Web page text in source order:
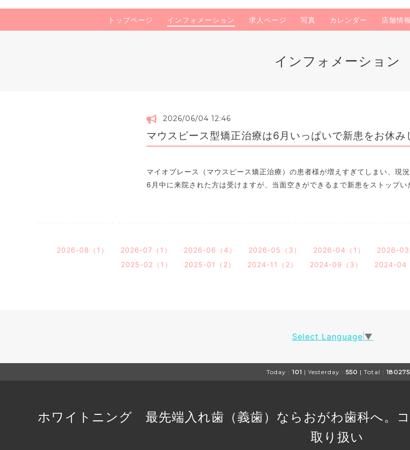
トップページ インフォメーション 求人ページ 写真 カレンダー 店舗情報
インフォメーション
2026/06/04 12:46
マウスピース型矯正治療は6月いっぱいで新患をお休み
マイオブレース（マウスピース矯正治療）の患者様が増えすぎてしまい、現
6月中に来院された方は受けますが、当面空きができるまで新患をストップい
2026-08（1） 2026-07（1） 2026-06（4） 2026-05（3） 2026-04（1） 2026-03
2025-02（1）
2025-01（2） 2024-11（2） 2024-09（3） 2024-04
Select Language ▼
Today : 101 | Yesterday : 550 | Total : 180275
ホワイトニング 最先端入れ歯（義歯）ならおがわ歯科へ。
取り扱い